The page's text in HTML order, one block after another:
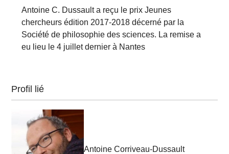
Antoine C. Dussault a reçu le prix Jeunes
chercheurs édition 2017-2018 décerné par la
Société de philosophie des sciences. La remise a
eu lieu le 4 juillet dernier à Nantes
Profil lié
Antoine Corriveau-Dussault